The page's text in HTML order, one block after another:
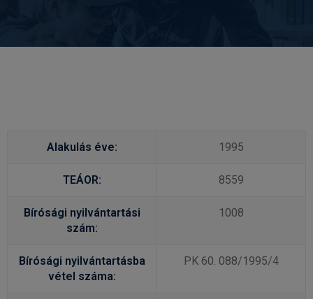
Alakulás éve: 1995
TEÁOR: 8559
Bírósági nyilvántartási
szám:
1008
Bírósági nyilvántartásba
vétel száma:
PK 60. 088/1995/4